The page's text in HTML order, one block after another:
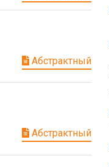
Абстрактный
Абстрактный